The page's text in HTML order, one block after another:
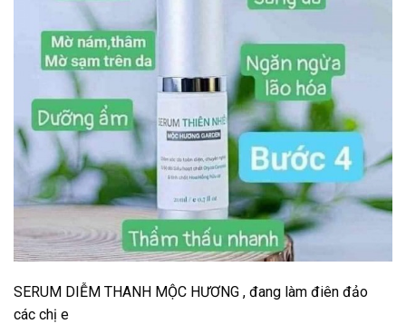
SERUM DIỄM THANH MỘC HƯƠNG , đang làm điên đảo
các chị e